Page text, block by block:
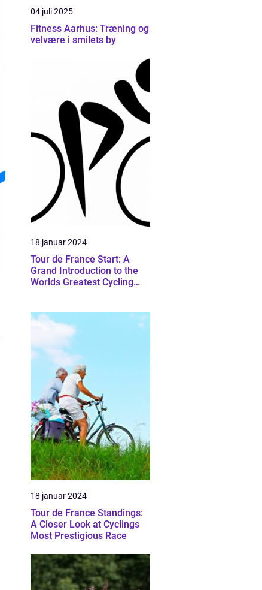
04 juli 2025
Fitness Aarhus: Træning og
velvære i smilets by
18 januar 2024
Tour de France Start: A
Grand Introduction to the
Worlds Greatest Cycling
18 januar 2024
Tour de France Standings:
A Closer Look at Cyclings
Most Prestigious Race